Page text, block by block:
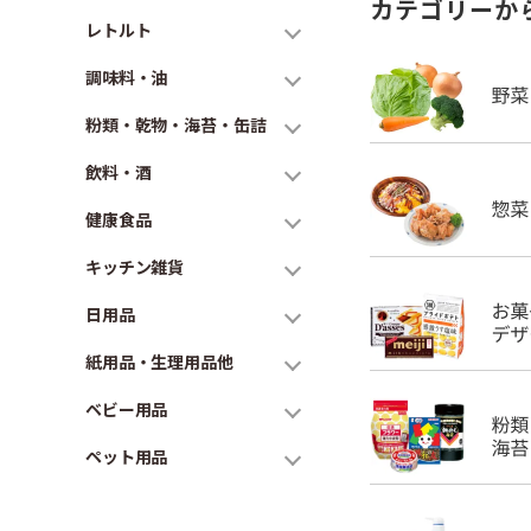
レトルト
調味料・油
粉類・乾物・海苔・缶詰
飲料・酒
健康食品
キッチン雑貨
日用品
紙用品・生理用品他
ベビー用品
ペット用品
カテゴリーか